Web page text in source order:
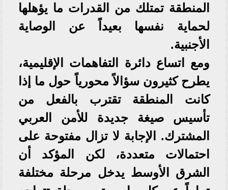
المنطقة تمتلك من القدرات ما يؤهلها
لحماية نفسها بعيداً عن الوصاية
الأجنبية.
ومع اتساع دائرة التفاهمات الإقليمية،
يطرح كثيرون سؤالاً محورياً حول ما إذا
كانت المنطقة تقترب بالفعل من
تأسيس صيغة جديدة للأمن العربي
المشترك. الإجابة لا تزال مفتوحة على
احتمالات متعددة، لكن المؤكد أن
الشرق الأوسط يدخل مرحلة مختلفة